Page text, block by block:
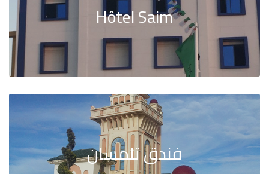
Hôtel Saim
فندق تلمسان